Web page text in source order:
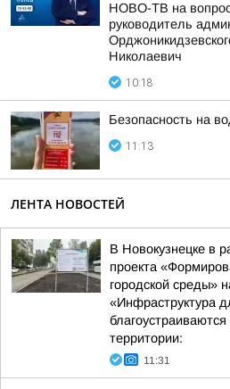
НОВО-ТВ на
руководитель
Николаевич
10:18
Безопасность на
11:13
ЛЕНТА НОВОСТЕЙ
В Новокузнецке в
проекта
городской среды»
«Инфраструктура
территории:
11:31